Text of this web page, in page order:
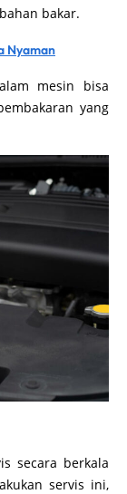
bakar.
Nyaman
mesin bisa
yang
secara berkala
servis ini,